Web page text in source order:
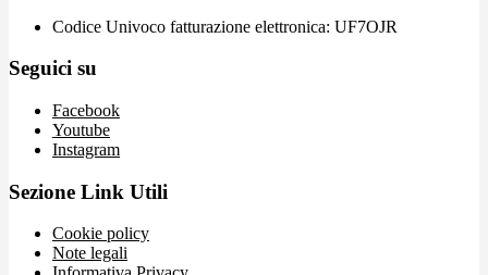
Codice Univoco fatturazione elettronica: UF7OJR
Seguici su
Facebook
Youtube
Instagram
Sezione Link Utili
Cookie policy
Note legali